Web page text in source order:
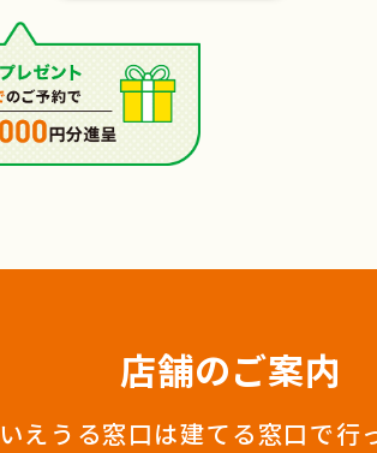
店舗のご案内
いえうる窓口は建てる窓口で行